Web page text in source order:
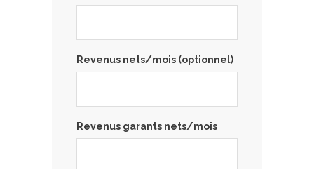
Revenus nets/mois (optionnel)
Revenus garants nets/mois